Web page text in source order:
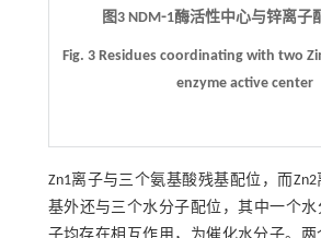
图3 NDM⁃1酶活性中心与锌离子
Fig. 3 Residues coordinating with two
enzyme active center
Zn1离子与三个氨基酸残基配位，而
基外还与三个水分子配位，其中一个水